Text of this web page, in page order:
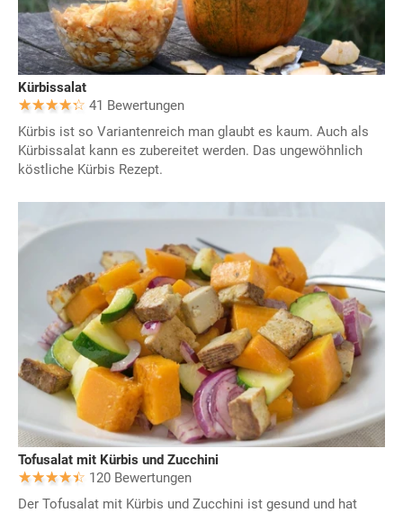
Kürbissalat
41 Bewertungen
Kürbis ist so Variantenreich man glaubt es kaum. Auch als
Kürbissalat kann es zubereitet werden. Das ungewöhnlich
köstliche Kürbis Rezept.
Tofusalat mit Kürbis und Zucchini
120 Bewertungen
Der Tofusalat mit Kürbis und Zucchini ist gesund und hat